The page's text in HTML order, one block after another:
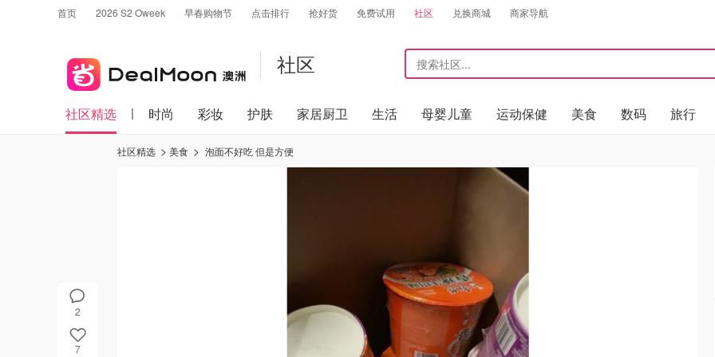
首页 2026 S2 Oweek 早春购物节 点击排行 抢好货 免费试用 社区 兑换商城 商家导航
社区
社区精选 时尚 彩妆 护肤 家居厨卫 生活 母婴儿童 运动保健 美食 数码 旅行
2
7
社区精选 美食 泡面不好吃 但是方便